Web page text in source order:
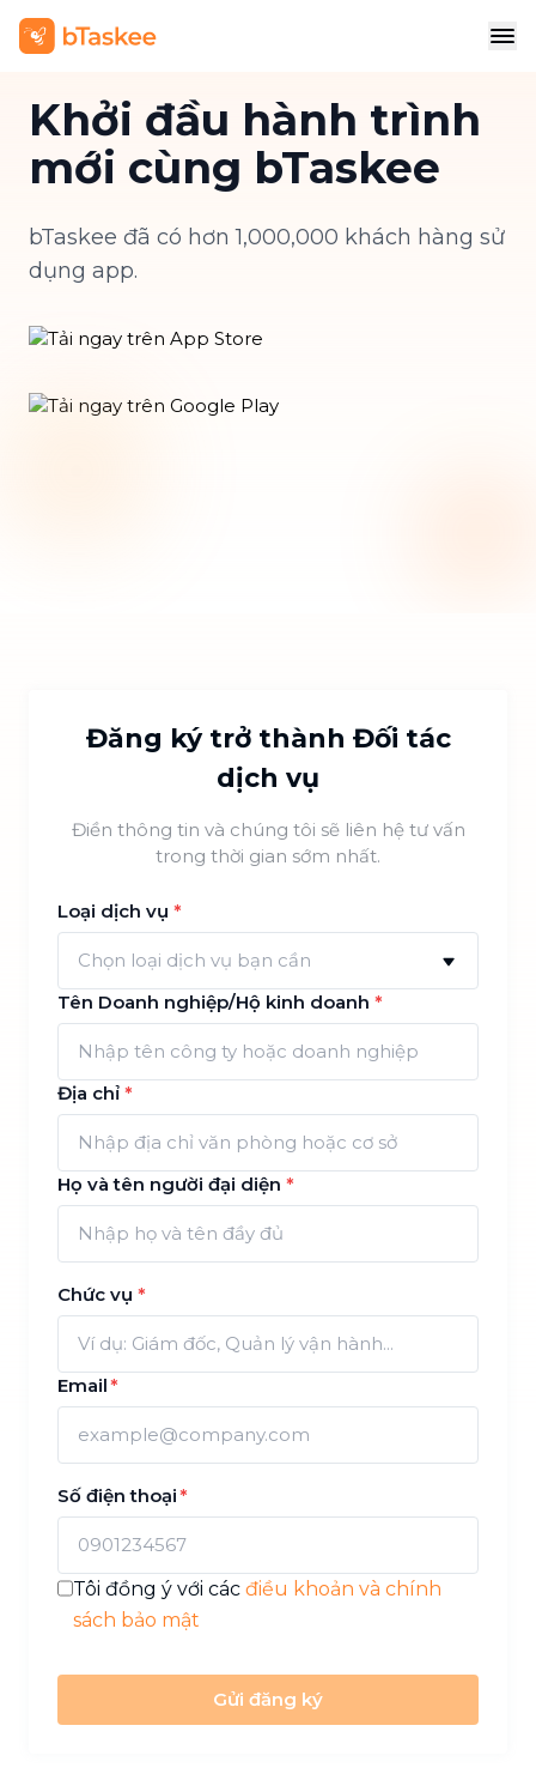
Khởi đầu hành trình
mới cùng bTaskee
bTaskee đã có hơn 1,000,000 khách hàng sử
dụng app.
Đăng ký trở thành Đối tác
dịch vụ
Điền thông tin và chúng tôi sẽ liên hệ tư vấn
trong thời gian sớm nhất.
Loại dịch vụ *
Chọn loại dịch vụ bạn cần
Tên Doanh nghiệp/Hộ kinh doanh *
Địa chỉ *
Họ và tên người đại diện *
Chức vụ *
Email*
Số điện thoại*
Tôi đồng ý với các điều khoản và chính
sách bảo mật
Gửi đăng ký